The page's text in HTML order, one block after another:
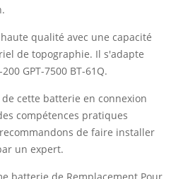
qualité avec une capacité
de topographie. Il s'adapte
GPT-7500 BT-61Q.
cette batterie en connexion
compétences pratiques
de faire installer
un expert.